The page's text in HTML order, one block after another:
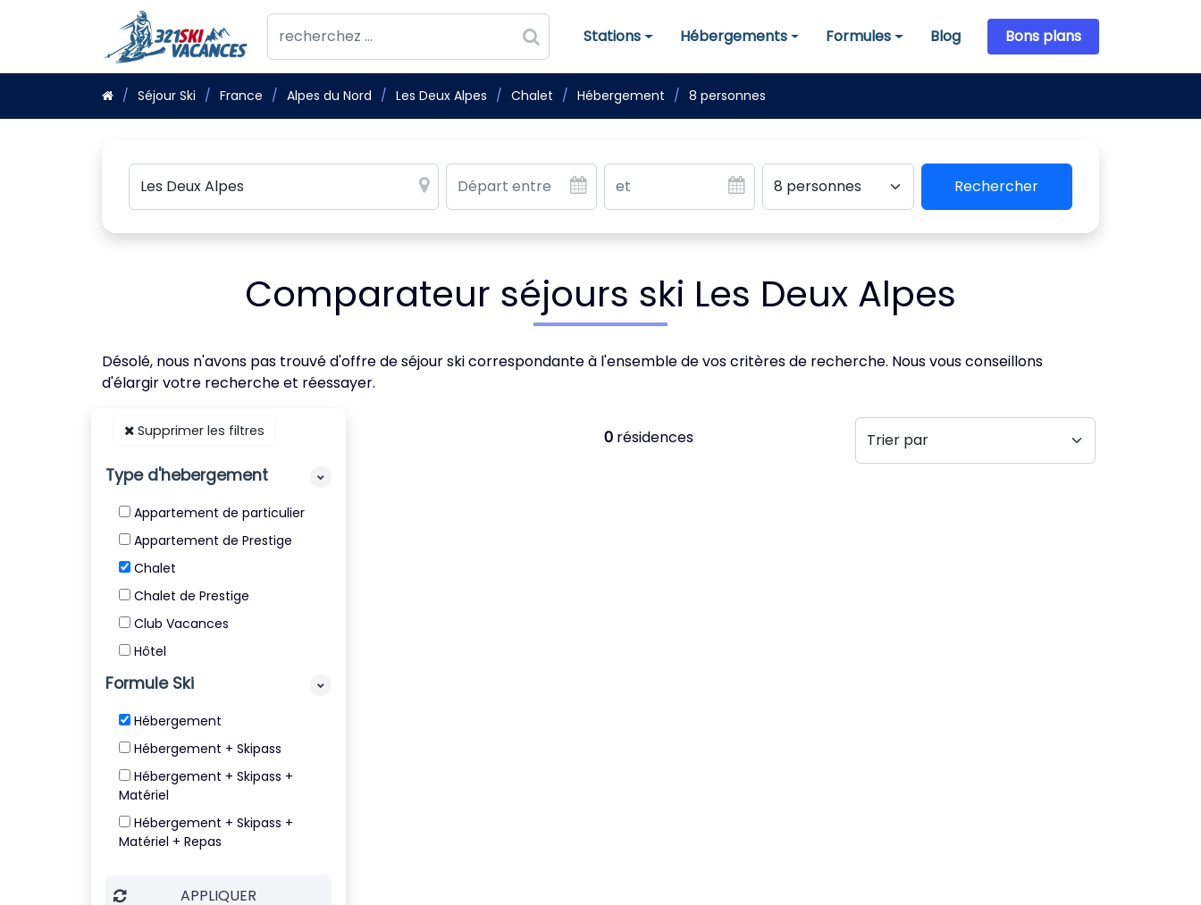
Stations
Stations de skiHébergements
Hébergements Formules
Formules Blog Bons plans
Séjour Ski France Alpes du Nord Les Deux Alpes Chalet Hébergement 8 personnes
Rechercher
Comparateur séjours ski Les Deux Alpes
Désolé, nous n'avons pas trouvé d'offre de séjour ski correspondante à l'ensemble de vos critères de recherche. Nous vous conseillons
d'élargir votre recherche et réessayer.
Supprimer les filtres
Type d'hebergement
Appartement de particulier
Appartement de Prestige
Chalet
Chalet de Prestige
Club Vacances
Hôtel
Résidence
5*
Villa
Formule Ski
Hébergement
Hébergement + Skipass
Hébergement + Skipass +
Matériel
Hébergement + Skipass +
Matériel + Repas
APPLIQUER
0résidences